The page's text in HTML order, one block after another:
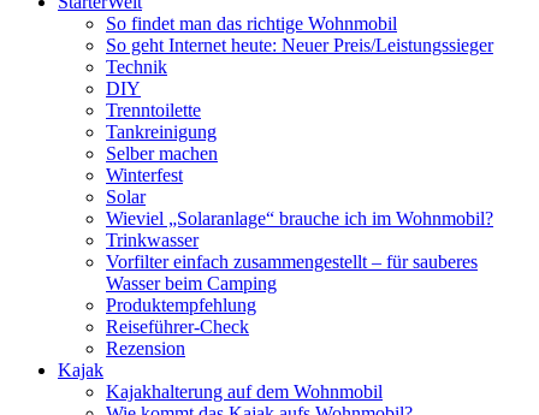
So findet man das richtige Wohnmobil
So geht Internet heute: Neuer Preis/Leistungssieger
Technik
DIY
Trenntoilette
Tankreinigung
Selber machen
Winterfest
Solar
Wieviel „Solaranlage“ brauche ich im Wohnmobil?
Trinkwasser
Vorfilter einfach zusammengestellt – für sauberes
Wasser beim Camping
Produktempfehlung
Reiseführer-Check
Rezension
Kajak
Kajakhalterung auf dem Wohnmobil